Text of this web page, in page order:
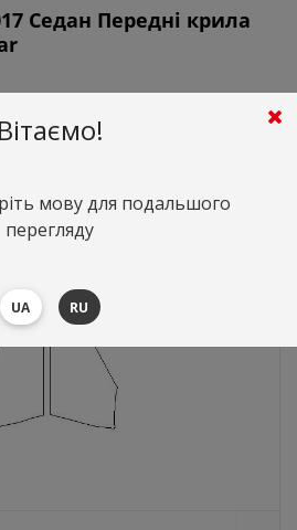
Седан Передні крила
Вітаємо!
мову для подальшого
перегляду
UA RU